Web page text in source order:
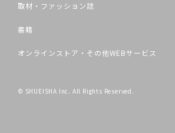
取材・ファッション誌
書籍
オンラインストア・その他WEBサービス
© SHUEISHA Inc. All Rights Reserved.